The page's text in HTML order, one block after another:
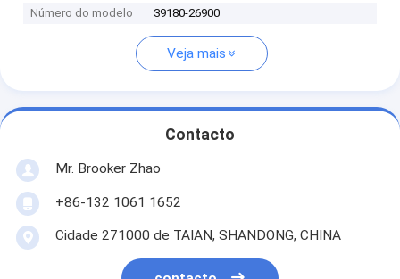
Número do modelo
39180-26900
Veja mais
Contacto
Mr. Brooker Zhao
+86-132 1061 1652
Cidade 271000 de TAIAN, SHANDONG, CHINA